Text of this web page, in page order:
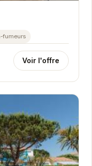
fumeurs
Voir l'offre